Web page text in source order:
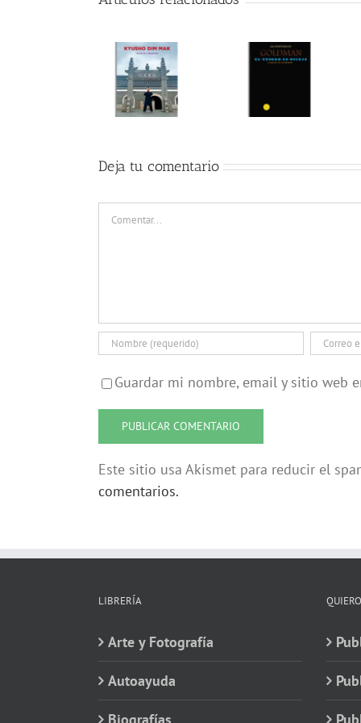
Deja tu comentario
Comentar
Guardar mi nombre, email y sitio web
Este sitio usa Akismet para reducir el
comentarios.
LIBRERÍA
Arte y Fotografía
Autoayuda
Biografías